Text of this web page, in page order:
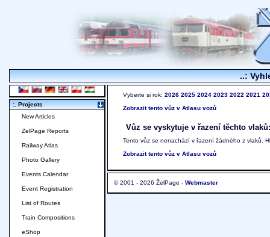
..:
Vyberte si rok: 2026 2025 2024 2023 2022 2021
Zobrazit tento vůz v Atlasu vozů
Vůz se vyskytuje v řazení těchto vlaků:
Tento vůz se nenachází v řazení žádného z vlaků.
Zobrazit tento vůz v Atlasu vozů
© 2001 - 2026 ŽelPage - Webmaster
:. Projects
New Articles
ZelPage Reports
Railway Atlas
Photo Gallery
Events Calendar
Event Registration
List of Routes
Train Compositions
eShop